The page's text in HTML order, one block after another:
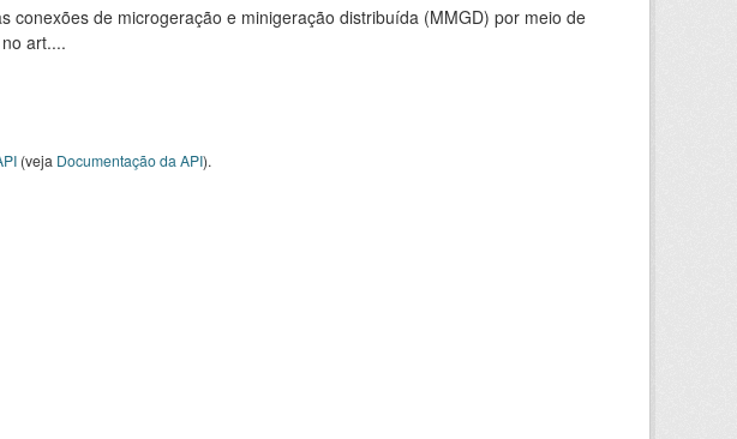
conexões de microgeração e minigeração distribuída (MMGD) por meio de
art....
(veja Documentação da API).